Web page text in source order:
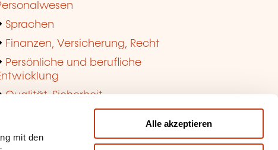
mit den
Alle akzeptieren
Sprachen
Finanzen, Versicherung, Recht
Persönliche und berufliche
Qualität, Sicherheit